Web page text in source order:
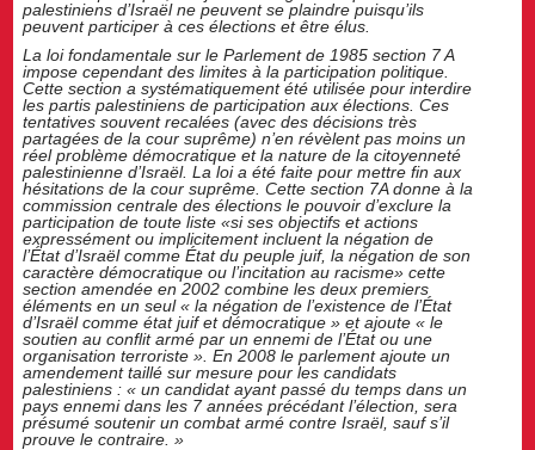
palestiniens d’Israël ne peuvent se plaindre puisqu’ils
peuvent participer à ces élections et être élus.
La loi fondamentale sur le Parlement de 1985 section 7 A
impose cependant des limites à la participation politique.
Cette section a systématiquement été utilisée pour interdire
les partis palestiniens de participation aux élections. Ces
tentatives souvent recalées (avec des décisions très
partagées de la cour suprême) n’en révèlent pas moins un
réel problème démocratique et la nature de la citoyenneté
palestinienne d’Israël. La loi a été faite pour mettre fin aux
hésitations de la cour suprême. Cette section 7A donne à la
commission centrale des élections le pouvoir d’exclure la
participation de toute liste «si ses objectifs et actions
expressément ou implicitement incluent la négation de
l’État d’Israël comme État du peuple juif, la négation de son
caractère démocratique ou l’incitation au racisme» cette
section amendée en 2002 combine les deux premiers
éléments en un seul « la négation de l’existence de l’État
d’Israël comme état juif et démocratique » et ajoute « le
soutien au conflit armé par un ennemi de l’État ou une
organisation terroriste ». En 2008 le parlement ajoute un
amendement taillé sur mesure pour les candidats
palestiniens : « un candidat ayant passé du temps dans un
pays ennemi dans les 7 années précédant l’élection, sera
présumé soutenir un combat armé contre Israël, sauf s’il
prouve le contraire. »